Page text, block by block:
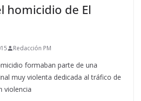
homicidio de El
Redacción PM
formaban parte de una
muy violenta dedicada al tráfico de
violencia